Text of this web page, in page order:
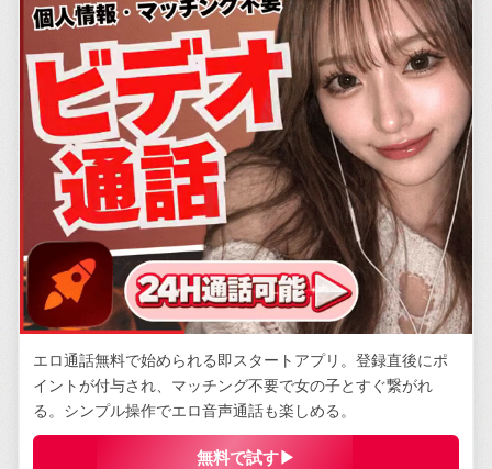
エロ通話無料で始められる即スタートアプリ。登録直後にポ
イントが付与され、マッチング不要で女の子とすぐ繋がれ
る。シンプル操作でエロ音声通話も楽しめる。
無料で試す▶